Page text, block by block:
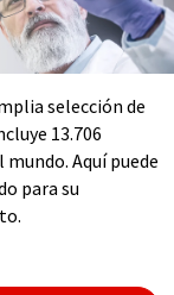
selección de
13.706
Aquí puede
para su